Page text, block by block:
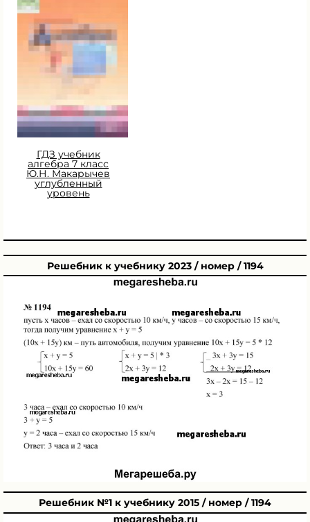
ГДЗ учебник
алгебра 7 класс
Ю.Н. Макарычев
углубленный
уровень
Решебник к учебнику 2023 / номер / 1194
Решебник №1 к учебнику 2015 / номер / 1194